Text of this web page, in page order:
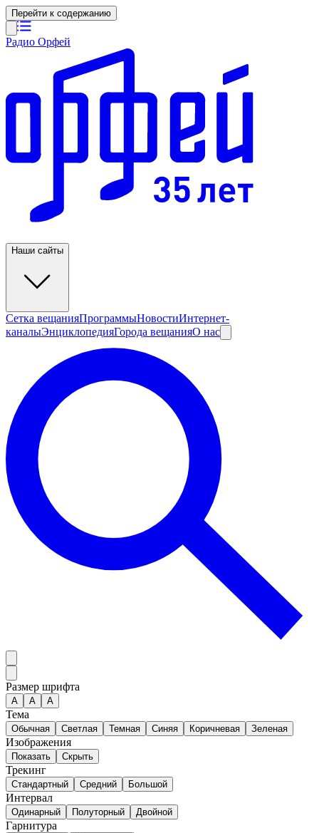
Перейти к содержанию
Радио Орфей
Наши сайты
Сетка вещанияПрограммыНовостиИнтернет-
каналыЭнциклопедияГорода вещанияО нас
Размер шрифта
А A A
Тема
Обычная Светлая Темная Синяя Коричневая Зеленая
Изображения
Показать Скрыть
Трекинг
Стандартный Средний Большой
Интервал
Одинарный Полуторный Двойной
Гарнитура